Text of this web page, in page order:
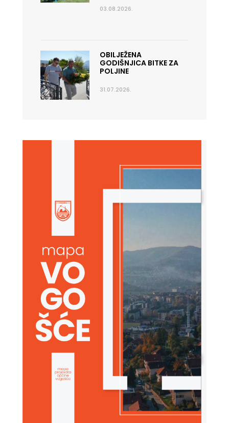
03.08.2026.
OBILJEŽENA
GODIŠNJICA BITKE ZA
POLJINE
31.07.2026.